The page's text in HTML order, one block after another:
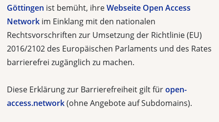
Göttingen ist bemüht, ihreWebseite Open Access
Network im Einklang mit den nationalen
Rechtsvorschriften zur Umsetzung der Richtlinie (EU)
2016/2102 des Europäischen Parlaments und des Rates
barrierefrei zugänglich zu machen.
Diese Erklärung zur Barrierefreiheit gilt füropen-
access.network(ohne Angebote auf Subdomains).